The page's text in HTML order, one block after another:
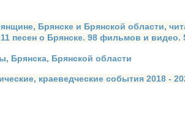
Брянске и Брянской области,
песен о Брянске. 98 фильмов и
Брянска, Брянской области
краеведческие события 2018 -